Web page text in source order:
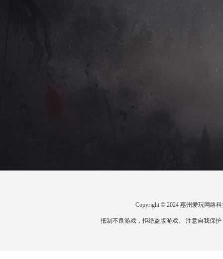
Copyright © 2024 惠州爱玩网络
抵制不良游戏，拒绝盗版游戏。 注意自我保